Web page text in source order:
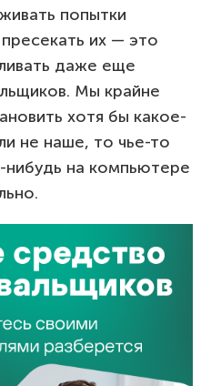
попытки
их — это
даже еще
Мы крайне
хотя бы какое-
не наше, то чье-то
нибудь на компьютере